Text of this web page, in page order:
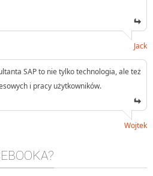
Jack
SAP to nie tylko technologia, ale też
i pracy użytkowników.
Wojtek